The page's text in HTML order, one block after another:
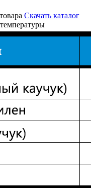
Скачать каталог